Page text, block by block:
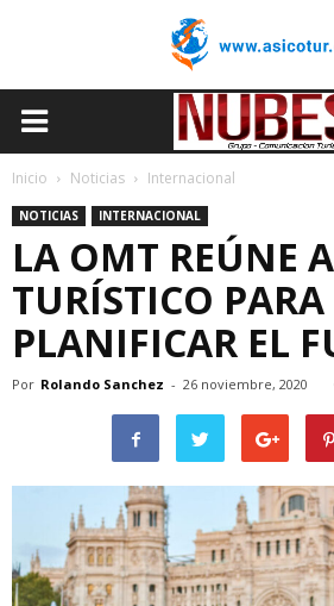
Inicio Noticias Internacional
NOTICIAS INTERNACIONAL
LA OMT REÚNE
TURÍSTICO PARA
PLANIFICAR EL
Por Rolando Sanchez - 26 noviembre, 2020